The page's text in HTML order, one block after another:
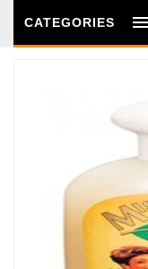
CATEGORIES